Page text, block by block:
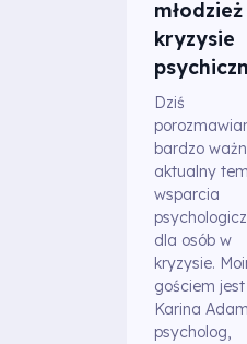
młodzież
kryzysie
Dziś
bardzo
aktualny
wsparcia
dla osób w
kryzysie.
gościem jest
Karina
psycholog,